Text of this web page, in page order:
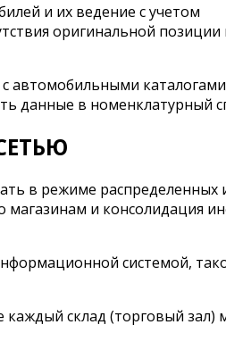
и их ведение с учетом
оригинальной позиции
автомобильными
данные в номенклатурный
в режиме
магазинам и консолидация
системой,
склад (торговый зал)